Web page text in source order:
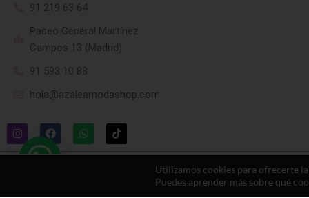
91 219 63 64
Paseo General Martínez
Campos 13 (Madrid)
91 593 10 88
hola@azaleamodashop.com
© 2025, azaleamodashop. Todos los derechos reservados.
Utilizamos cookies para ofrecerte
Puedes aprender más sobre qué